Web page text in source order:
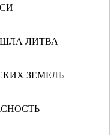
ЛИТВА
ЗЕМЕЛЬ